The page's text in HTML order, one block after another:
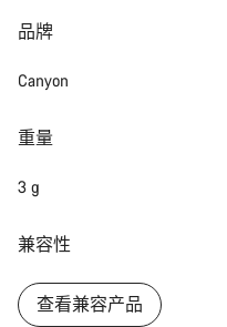
品牌
Canyon
重量
3 g
兼容性
查看兼容产品
我们的客户支持专家